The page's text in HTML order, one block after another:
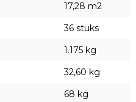
17,28 m2
36 stuks
1.175 kg
32,60 kg
68 kg